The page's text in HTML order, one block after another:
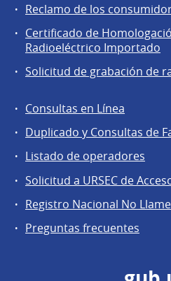
comunidad
Reclamo de los
Certificado de
Radioeléctrico Importado
Solicitud de grabación de
Agentes
regulados
Consultas en Línea
Duplicado y Consultas de
Listado de operadores
Solicitud a URSEC de
Registro Nacional No Llame
Preguntas frecuentes